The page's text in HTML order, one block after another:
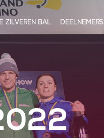
ZILVEREN BAL DEELNEMERS